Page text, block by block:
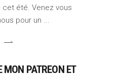
été. Venez vous
pour un
MON PATREON ET